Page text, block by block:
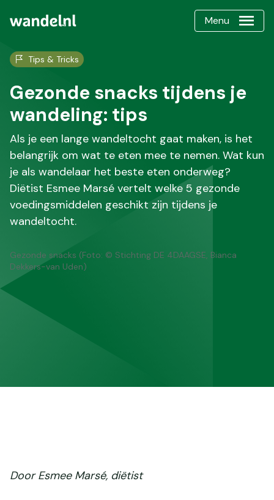
Menu
Tips & Tricks
Gezonde snacks tijdens je
wandeling: tips
Als je een lange wandeltocht gaat maken, is het
belangrijk om wat te eten mee te nemen. Wat kun
je als wandelaar het beste eten onderweg?
Diëtist Esmee Marsé vertelt welke 5 gezonde
voedingsmiddelen geschikt zijn tijdens je
wandeltocht.
Gezonde snacks (Foto: © Stichting DE 4DAAGSE, Bianca
Dekkers-van Uden)
Door Esmee Marsé, diëtist